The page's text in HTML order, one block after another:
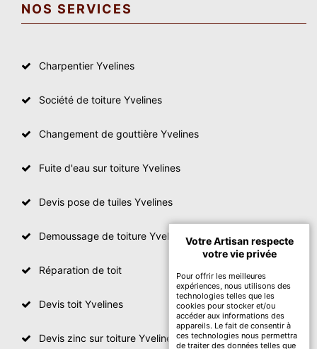
NOS SERVICES
Charpentier Yvelines
Société de toiture Yvelines
Changement de gouttière Yvelines
Fuite d'eau sur toiture Yvelines
Devis pose de tuiles Yvelines
Demoussage de toiture Yvelines
Réparation de toit
Devis toit Yvelines
Devis zinc sur toiture Yvelines
Votre Artisan respecte
votre vie privée
Pour offrir les meilleures
expériences, nous utilisons des
technologies telles que les
cookies pour stocker et/ou
accéder aux informations des
appareils. Le fait de consentir à
ces technologies nous permettra
de traiter des données telles que